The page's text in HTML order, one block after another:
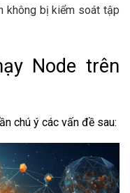
không bị kiểm soát tập
Node trên
chú ý các vấn đề sau: